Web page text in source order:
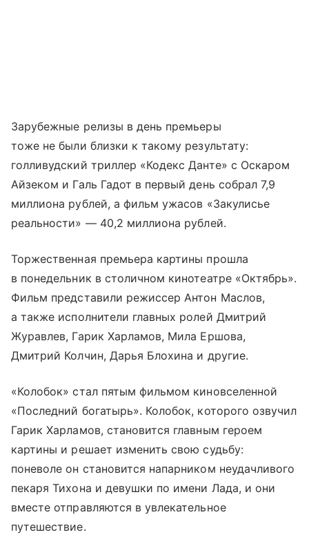
Зарубежные релизы в день премьеры
тоже не были близки к такому результату:
голливудский триллер «Кодекс Данте» с Оскаром
Айзеком и Галь Гадот в первый день собрал 7,9
миллиона рублей, а фильм ужасов «Закулисье
реальности» — 40,2 миллиона рублей.
Торжественная премьера картины прошла
в понедельник в столичном кинотеатре «Октябрь».
Фильм представили режиссер Антон Маслов,
а также исполнители главных ролей Дмитрий
Журавлев, Гарик Харламов, Мила Ершова,
Дмитрий Колчин, Дарья Блохина и другие.
«Колобок» стал пятым фильмом киновселенной
«Последний богатырь». Колобок, которого озвучил
Гарик Харламов, становится главным героем
картины и решает изменить свою судьбу:
поневоле он становится напарником неудачливого
пекаря Тихона и девушки по имени Лада, и они
вместе отправляются в увлекательное
путешествие.